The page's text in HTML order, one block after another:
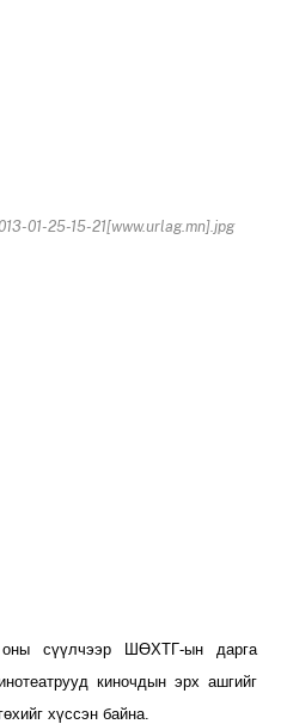
01-25-15-21[www.urlag.mn].jpg
оны сүүлчээр ШӨХТГ-ын дарга
киночдын эрх ашгийг
хүссэн байна.